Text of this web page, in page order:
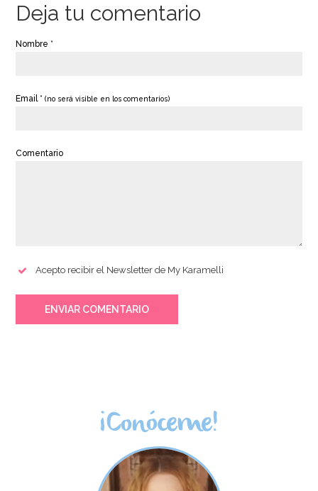
Deja tu comentario
Nombre *
Email *(no será visible en los comentarios)
Comentario
Acepto recibir el Newsletter de My Karamelli
ENVIAR COMENTARIO
¡Conóceme!